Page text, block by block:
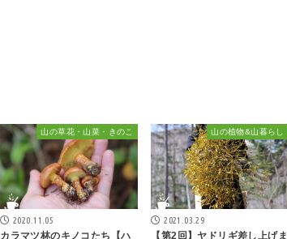
山の草花・山菜・きのこ
2020.11.05
カラマツ林のキノコたち【ハ
山の植物&山暮らし
2021.03.29
【第2回】ヤドリギ差し上げま